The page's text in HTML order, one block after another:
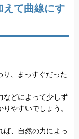
えて曲線にす
り、まっすぐだった
などによって少しず
やすいでしょう。
ば、自然の力によっ